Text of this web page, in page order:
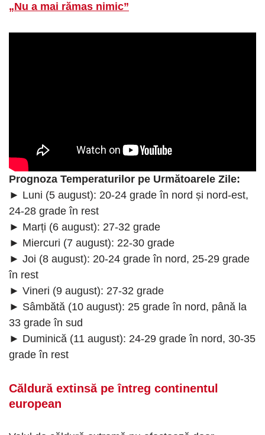
„Nu a mai rămas nimic”
Prognoza Temperaturilor pe Următoarele Zile:
► Luni (5 august): 20-24 grade în nord și nord-est,
24-28 grade în rest
► Marți (6 august): 27-32 grade
► Miercuri (7 august): 22-30 grade
► Joi (8 august): 20-24 grade în nord, 25-29 grade
în rest
► Vineri (9 august): 27-32 grade
► Sâmbătă (10 august): 25 grade în nord, până la
33 grade în sud
► Duminică (11 august): 24-29 grade în nord, 30-35
grade în rest
Căldură extinsă pe întreg continentul
european